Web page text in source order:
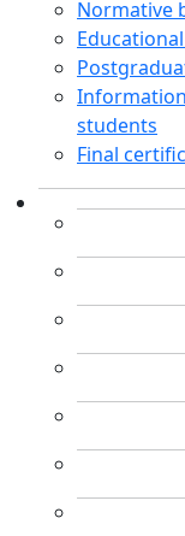
Normative
students
Final